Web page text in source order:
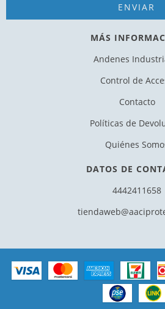
MÁS
Andenes
Control de
Contacto
Políticas de
Quiénes
DATOS DE
4442411658